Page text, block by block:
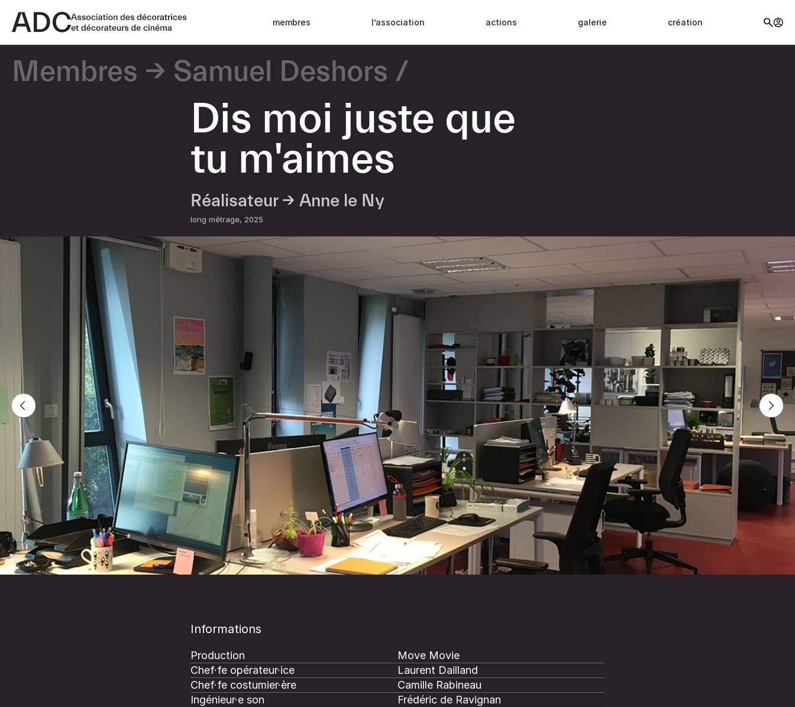
membres l’association actions galerie création
Membres Samuel Deshors
Dis moi juste que
tu m'aimes
Réalisateur → Anne le Ny
long métrage 2025
Informations
Production
Move Movie
Chef·fe opérateur·ice
Laurent Dailland
Chef·fe costumier·ère
Camille Rabineau
Ingénieur·e son
Frédéric de Ravignan